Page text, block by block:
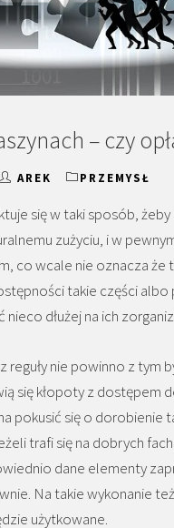
– czy
AREK PRZEMYSŁ
się w taki sposób,
zużyciu, i w
co wcale nie oznacza
takie części
dłużej na ich
reguły nie powinno z tym
się kłopoty z
pokusić się o dorobienie
trafi się na dobrych
dane elementy
Na takie wykonanie
użytkowane.